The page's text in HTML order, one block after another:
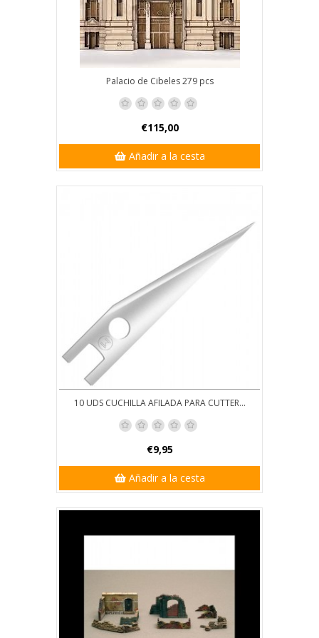
Palacio de Cibeles 279 pcs
€115,00
Añadir a la cesta
10 UDS CUCHILLA AFILADA PARA CUTTER...
€9,95
Añadir a la cesta